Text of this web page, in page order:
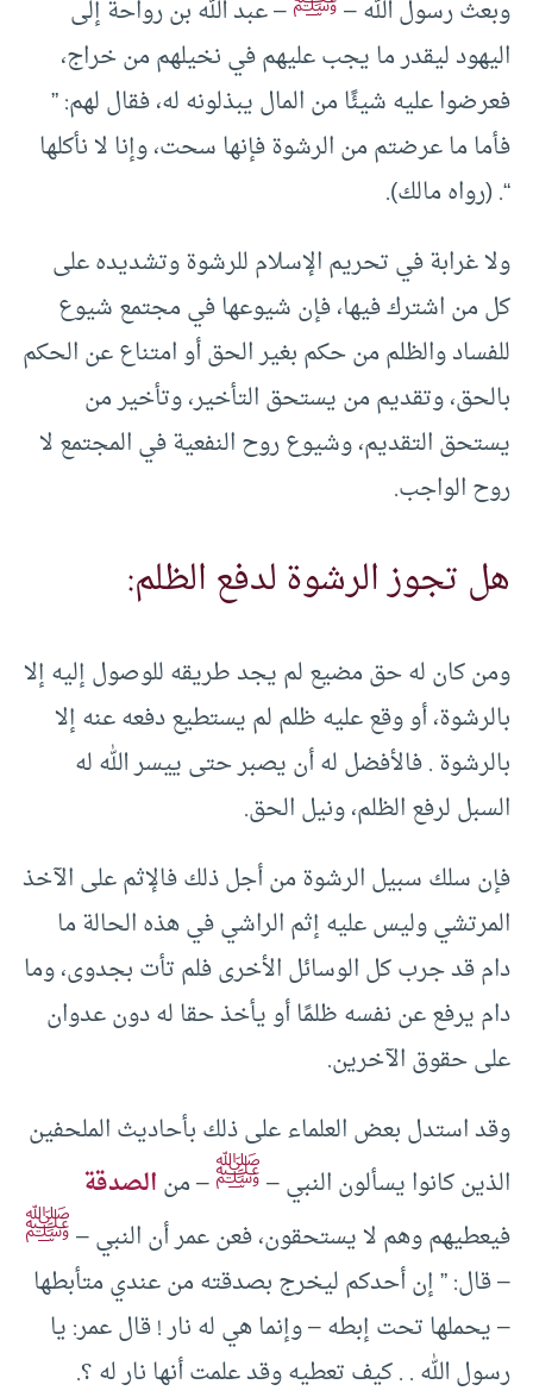
وبعث رسول الله –
– عبد الله بن رواحة إلى
اليهود ليقدر ما يجب عليهم في نخيلهم من خراج،
فعرضوا عليه شيئًا من المال يبذلونه له، فقال لهم: ”
فأما ما عرضتم من الرشوة فإنها سحت، وإنا لا نأكلها
“. (رواه مالك).
ولا غرابة في تحريم الإسلام للرشوة وتشديده على
كل من اشترك فيها، فإن شيوعها في مجتمع شيوع
للفساد والظلم من حكم بغير الحق أو امتناع عن الحكم
بالحق، وتقديم من يستحق التأخير، وتأخير من
يستحق التقديم، وشيوع روح النفعية في المجتمع لا
روح الواجب.
هل تجوز الرشوة لدفع الظلم:
ومن كان له حق مضيع لم يجد طريقه للوصول إليه إلا
بالرشوة، أو وقع عليه ظلم لم يستطيع دفعه عنه إلا
بالرشوة . فالأفضل له أن يصبر حتى ييسر الله له
السبل لرفع الظلم، ونيل الحق.
فإن سلك سبيل الرشوة من أجل ذلك فالإثم على الآخذ
المرتشي وليس عليه إثم الراشي في هذه الحالة ما
دام قد جرب كل الوسائل الأخرى فلم تأت بجدوى، وما
دام يرفع عن نفسه ظلمًا أو يأخذ حقا له دون عدوان
على حقوق الآخرين.
وقد استدل بعض العلماء على ذلك بأحاديث الملحفين
الذين كانوا يسألون النبي –ﷺ– منالصدقة
فيعطيهم وهم لا يستحقون، فعن عمر أن النبي –ﷺ
– قال: ” إن أحدكم ليخرج بصدقته من عندي متأبطها
– يحملها تحت إبطه – وإنما هي له نار ! قال عمر: يا
رسول الله . . كيف تعطيه وقد علمت أنها نار له ؟.